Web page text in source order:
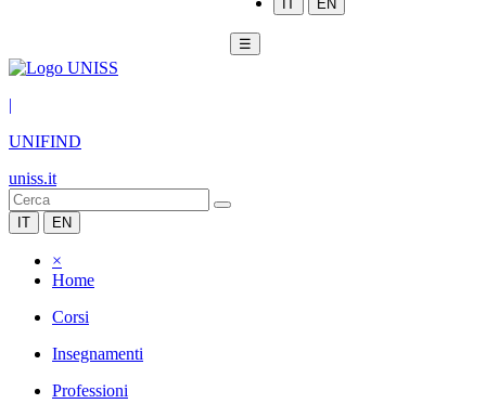
IT EN
☰
|
UNIFIND
uniss.it
IT EN
×
Home
Corsi
Insegnamenti
Professioni